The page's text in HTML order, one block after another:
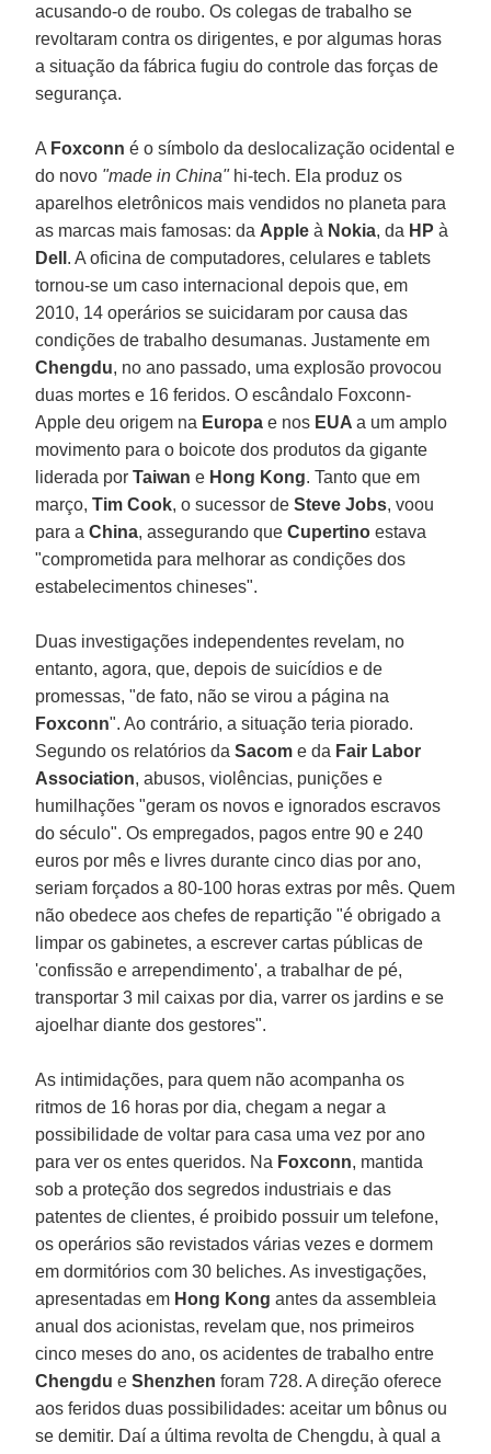
acusando-o de roubo. Os colegas de trabalho se
revoltaram contra os dirigentes, e por algumas horas
a situação da fábrica fugiu do controle das forças de
segurança.
A Foxconné o símbolo da deslocalização ocidental e
do novo "made in China"hi-tech. Ela produz os
aparelhos eletrônicos mais vendidos no planeta para
as marcas mais famosas: da Appleà Nokia, da HPà
Dell . A oficina de computadores, celulares e tablets
tornou-se um caso internacional depois que, em
2010, 14 operários se suicidaram por causa das
condições de trabalho desumanas. Justamente em
Chengdu, no ano passado, uma explosão provocou
duas mortes e 16 feridos. O escândalo Foxconn-
Apple deu origem na Europae nos EUAa um amplo
movimento para o boicote dos produtos da gigante
liderada porTaiwane Hong Kong. Tanto que em
março,Tim Cook, o sucessor deSteve Jobs, voou
para aChina, assegurando queCupertinoestava
"comprometida para melhorar as condições dos
estabelecimentos chineses".
Duas investigações independentes revelam, no
entanto, agora, que, depois de suicídios e de
promessas, "de fato, não se virou a página na
Foxconn". Ao contrário, a situação teria piorado.
Segundo os relatórios daSacome da Fair Labor
Association, abusos, violências, punições e
humilhações "geram os novos e ignorados escravos
do século". Os empregados, pagos entre 90 e 240
euros por mês e livres durante cinco dias por ano,
seriam forçados a 80-100 horas extras por mês. Quem
não obedece aos chefes de repartição "é obrigado a
limpar os gabinetes, a escrever cartas públicas de
'confissão e arrependimento', a trabalhar de pé,
transportar 3 mil caixas por dia, varrer os jardins e se
ajoelhar diante dos gestores".
As intimidações, para quem não acompanha os
ritmos de 16 horas por dia, chegam a negar a
possibilidade de voltar para casa uma vez por ano
para ver os entes queridos. Na Foxconn, mantida
sob a proteção dos segredos industriais e das
patentes de clientes, é proibido possuir um telefone,
os operários são revistados várias vezes e dormem
em dormitórios com 30 beliches. As investigações,
apresentadas em Hong Kongantes da assembleia
anual dos acionistas, revelam que, nos primeiros
cinco meses do ano, os acidentes de trabalho entre
ChengdueShenzhenforam 728. A direção oferece
aos feridos duas possibilidades: aceitar um bônus ou
se demitir. Daí a última revolta de Chengdu, à qual a